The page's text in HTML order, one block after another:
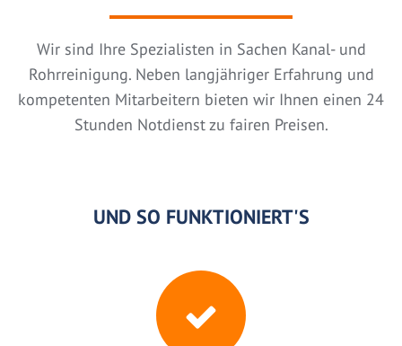
Wir sind Ihre Spezialisten in Sachen Kanal- und
Rohrreinigung. Neben langjähriger Erfahrung und
kompetenten Mitarbeitern bieten wir Ihnen einen 24
Stunden Notdienst zu fairen Preisen.
UND SO FUNKTIONIERT'S